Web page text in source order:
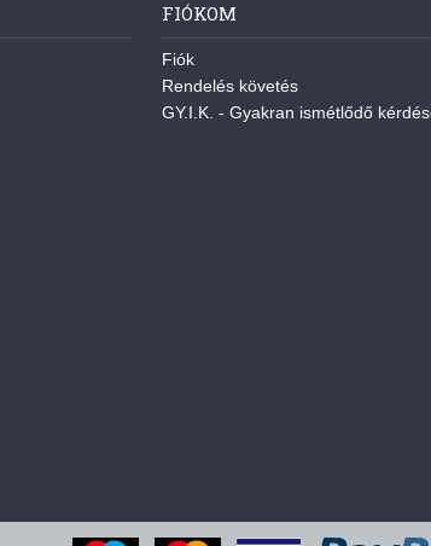
FIÓKOM
Fiók
Rendelés követés
GY.I.K. - Gyakran ismétlődő